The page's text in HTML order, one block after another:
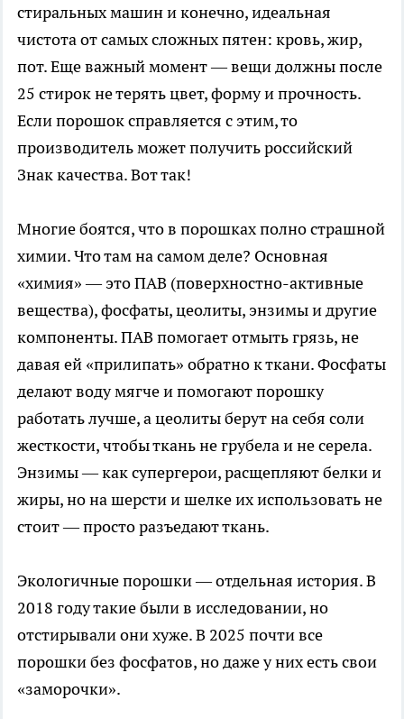
стиральных машин и конечно, идеальная
чистота от самых сложных пятен: кровь, жир,
пот. Еще важный момент — вещи должны после
25 стирок не терять цвет, форму и прочность.
Если порошок справляется с этим, то
производитель может получить российский
Знак качества. Вот так!
Многие боятся, что в порошках полно страшной
химии. Что там на самом деле? Основная
«химия» — это ПАВ (поверхностно-активные
вещества), фосфаты, цеолиты, энзимы и другие
компоненты. ПАВ помогает отмыть грязь, не
давая ей «прилипать» обратно к ткани. Фосфаты
делают воду мягче и помогают порошку
работать лучше, а цеолиты берут на себя соли
жесткости, чтобы ткань не грубела и не серела.
Энзимы — как супергерои, расщепляют белки и
жиры, но на шерсти и шелке их использовать не
стоит — просто разъедают ткань.
Экологичные порошки — отдельная история. В
2018 году такие были в исследовании, но
отстирывали они хуже. В 2025 почти все
порошки без фосфатов, но даже у них есть свои
«заморочки».